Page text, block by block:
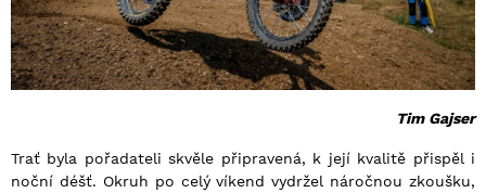
Tim Gajser
Trať byla pořadateli skvěle připravená, k její kvalitě přispěl i
noční déšť. Okruh po celý víkend vydržel náročnou zkoušku,